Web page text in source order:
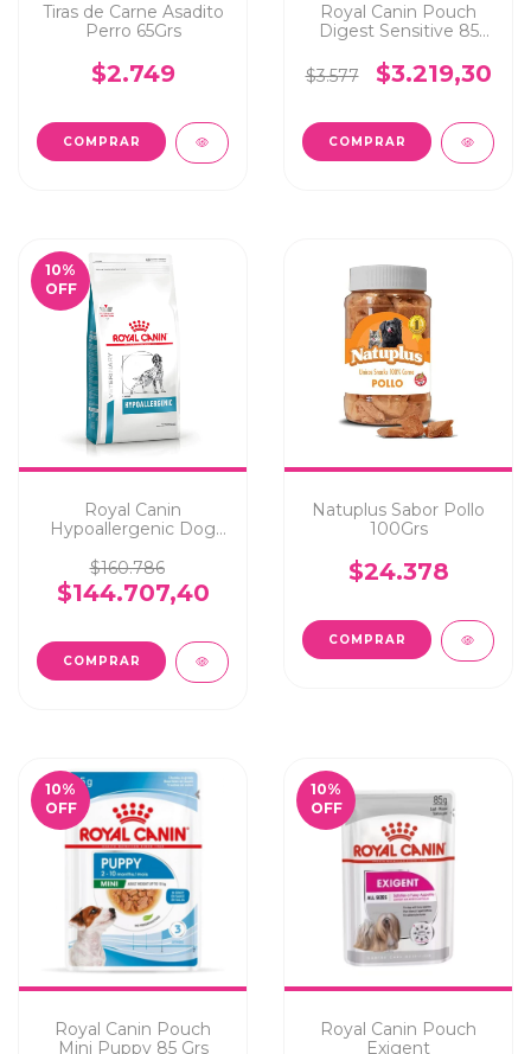
Tiras de Carne Asadito
Perro 65Grs
$2.749
Royal Canin Pouch
Digest Sensitive 85
$3.577
$3.219,30
10%
OFF
Royal Canin
Hypoallergenic Dog
$160.786
$144.707,40
Natuplus Sabor Pollo
100Grs
$24.378
10%
OFF
Royal Canin Pouch
Mini Puppy 85 Grs
10%
OFF
Royal Canin Pouch
Exigent